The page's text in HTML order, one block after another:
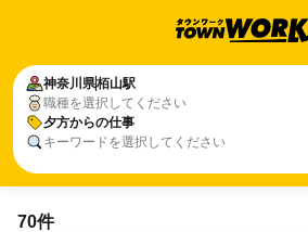
神奈川県栢山駅
職種を選択してください
夕方からの仕事
キーワードを選択してください
70件